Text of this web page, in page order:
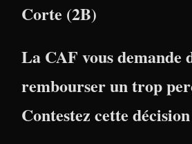
Corte (2B)
La CAF vous demande
rembourser un trop
Contestez cette